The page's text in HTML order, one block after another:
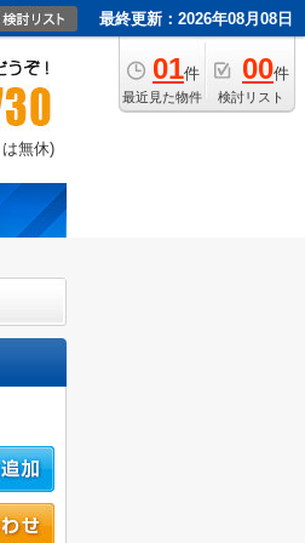
最終更新：2026年08月08日
01件
最近見た物件
00件
検討リスト
無休)